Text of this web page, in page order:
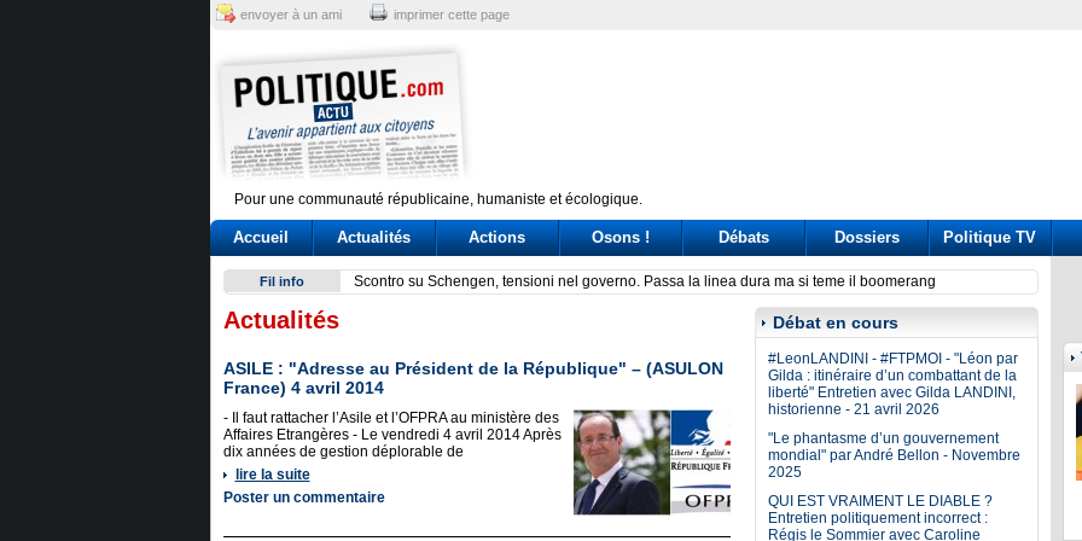
envoyer à un ami imprimer cette page
Pour une communauté républicaine, humaniste et écologique.
Accueil Actualités Actions Osons ! Débats Dossiers Politique TV
Fil info Scontro su Schengen, tensioni nel governo. Passa la linea dura ma si teme il boomerang El
Actualités
ASILE : "Adresse au Président de la République" – (ASULON
France) 4 avril 2014
- Il faut rattacher l’Asile et l’OFPRA au ministère des
Affaires Etrangères - Le vendredi 4 avril 2014 Après
dix années de gestion déplorable de
lire la suite
Poster un commentaire
Débat en cours
#LeonLANDINI - #FTPMOI - "Léon par
Gilda : itinéraire d’un combattant de la
liberté" Entretien avec Gilda LANDINI,
historienne - 21 avril 2026
"Le phantasme d’un gouvernement
mondial" par André Bellon - Novembre
2025
QUI EST VRAIMENT LE DIABLE ?
Entretien politiquement incorrect :
Régis le Sommier avec Caroline